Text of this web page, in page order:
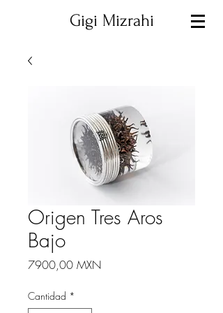
Gigi Mizrahi
Origen Tres Aros
Bajo
7900,00 MXNPrecio
Cantidad *